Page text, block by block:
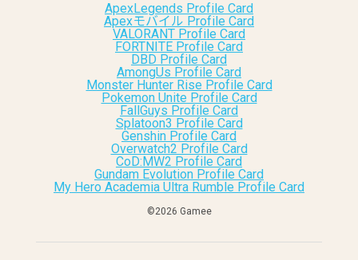
ApexLegends Profile Card
Apexモバイル Profile Card
VALORANT Profile Card
FORTNITE Profile Card
DBD Profile Card
AmongUs Profile Card
Monster Hunter Rise Profile Card
Pokemon Unite Profile Card
FallGuys Profile Card
Splatoon3 Profile Card
Genshin Profile Card
Overwatch2 Profile Card
CoD:MW2 Profile Card
Gundam Evolution Profile Card
My Hero Academia Ultra Rumble Profile Card
©︎2026 Gamee